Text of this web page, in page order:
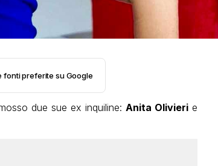
fonti preferite su Google
due sue ex inquiline: Anita Olivierie